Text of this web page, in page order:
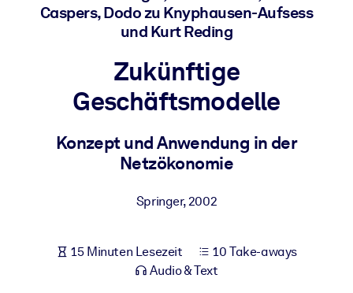
Gesundheit & Wohlbefinden
Bauen Sie eine gesunde und resiliente Belegschaft auf.
NACH SYSTEM
Für LMS/LXP
Integrieren Sie kompaktes, verifiziertes Wissen in Ihr LMS/LXP für
bessere Lernergebnisse.
Bereichern Sie Ihre Unternehmensbibliothek mit
Für KI-Systeme
Nutzen Sie verlässliches, strukturiertes Wissen, um die Ergebnisse
Caspers, Dodo zu Knyphausen-Aufsess
und Kurt Reding
Zukünftige
Geschäftsmodelle
Konzept und Anwendung in der
Netzökonomie
Springer,2002
15 Minuten Lesezeit
10 Take-aways
Audio & Text